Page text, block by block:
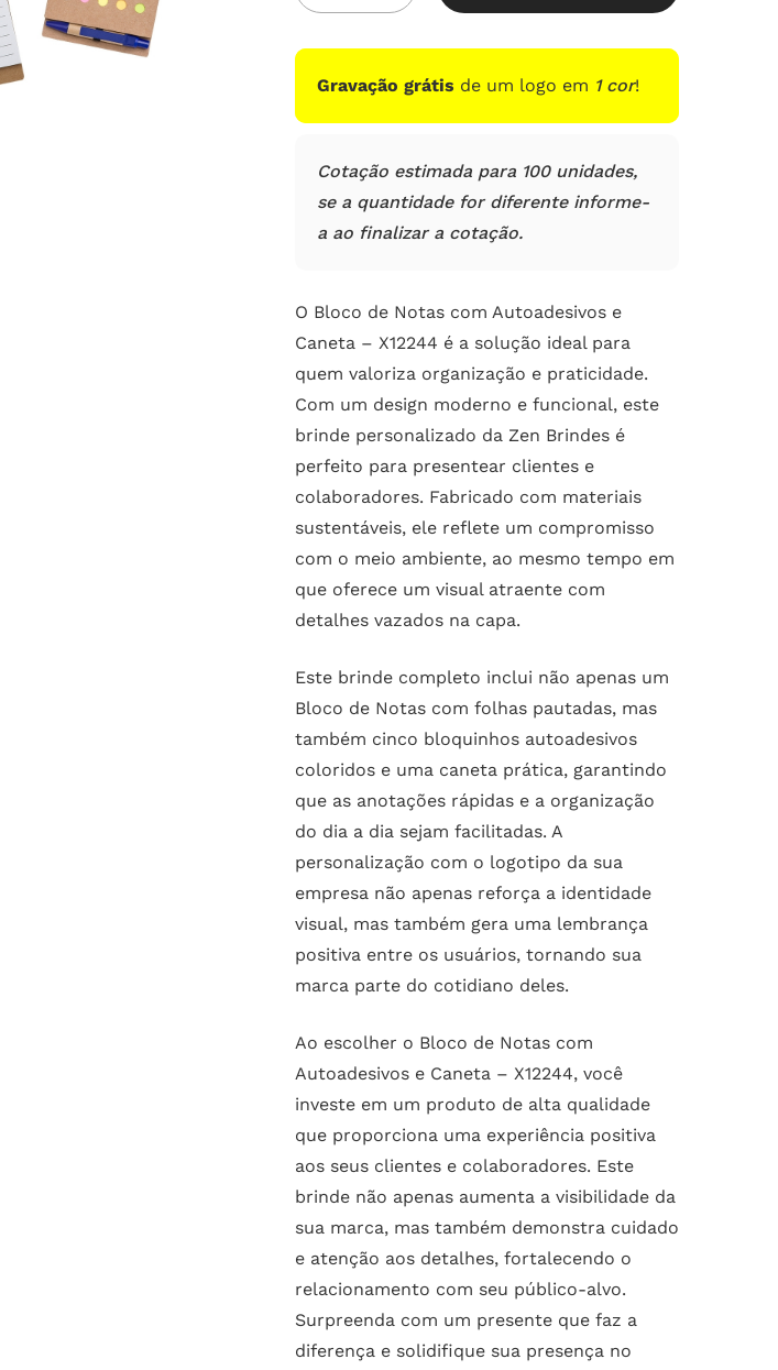
em
clientes
Gravação grátis de um logo em 1 cor!
Cotação estimada para 100 unidades,
se a quantidade for diferente informe-
a ao finalizar a cotação.
O Bloco de Notas com Autoadesivos e
Caneta – X12244 é a solução ideal para
quem valoriza organização e praticidade.
Com um design moderno e funcional, este
brinde personalizado da Zen Brindes é
perfeito para presentear clientes e
colaboradores. Fabricado com materiais
sustentáveis, ele reflete um compromisso
com o meio ambiente, ao mesmo tempo em
que oferece um visual atraente com
detalhes vazados na capa.
Este brinde completo inclui não apenas um
Bloco de Notas com folhas pautadas, mas
também cinco bloquinhos autoadesivos
coloridos e uma caneta prática, garantindo
que as anotações rápidas e a organização
do dia a dia sejam facilitadas. A
personalização com o logotipo da sua
empresa não apenas reforça a identidade
visual, mas também gera uma lembrança
positiva entre os usuários, tornando sua
marca parte do cotidiano deles.
Ao escolher o Bloco de Notas com
Autoadesivos e Caneta – X12244, você
investe em um produto de alta qualidade
que proporciona uma experiência positiva
aos seus clientes e colaboradores. Este
brinde não apenas aumenta a visibilidade da
sua marca, mas também demonstra cuidado
e atenção aos detalhes, fortalecendo o
relacionamento com seu público-alvo.
Surpreenda com um presente que faz a
diferença e solidifique sua presença no